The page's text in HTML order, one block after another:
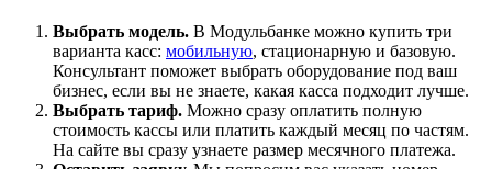
Выбрать модель. В Модульбанке можно купить три
варианта касс: мобильную, стационарную и базовую.
Консультант поможет выбрать оборудование под ваш
бизнес, если вы не знаете, какая касса подходит лучше.
Выбрать тариф. Можно сразу оплатить полную
стоимость кассы или платить каждый месяц по частям.
На сайте вы сразу узнаете размер месячного платежа.